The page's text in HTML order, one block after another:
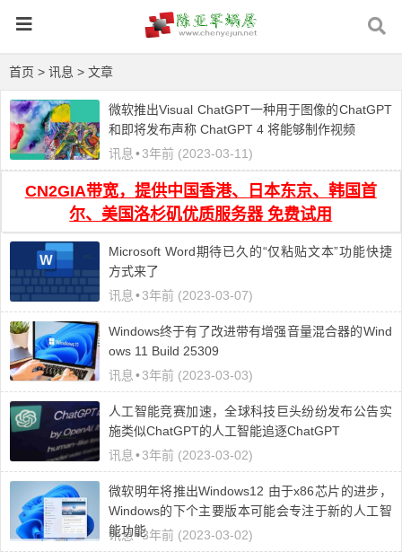
首页 > 讯息 > 文章
微软推出Visual ChatGPT一种用于图像的ChatGPT
和即将发布声称 ChatGPT 4 将能够制作视频
讯息 •3年前 (2023-03-11)
CN2GIA带宽，提供中国香港、日本东京、韩国首
尔、美国洛杉矶优质服务器 免费试用
Microsoft Word期待已久的“仅粘贴文本”功能快捷
方式来了
讯息 •3年前 (2023-03-07)
Windows终于有了改进带有增强音量混合器的Wind
ows 11 Build 25309
讯息 •3年前 (2023-03-03)
人工智能竞赛加速，全球科技巨头纷纷发布公告实
施类似ChatGPT的人工智能追逐ChatGPT
讯息 •3年前 (2023-03-02)
微软明年将推出Windows12 由于x86芯片的进步，
Windows的下个主要版本可能会专注于新的人工智
能功能
讯息•3年前 (2023-03-02)